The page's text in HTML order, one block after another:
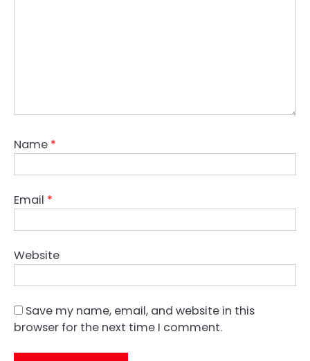
Name *
Email *
Website
Save my name, email, and website in this
browser for the next time I comment.